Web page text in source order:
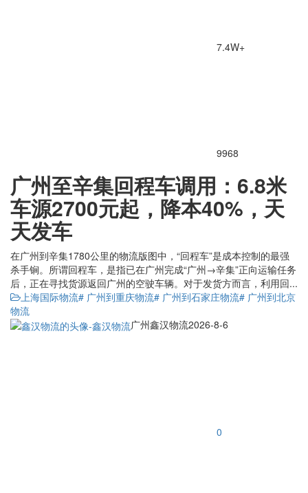
7.4W+
9968
广州至辛集回程车调用：6.8米
车源2700元起，降本40%，天
天发车
在广州到辛集1780公里的物流版图中，“回程车”是成本控制的最强
杀手锏。所谓回程车，是指已在广州完成“广州→辛集”正向运输任务
后，正在寻找货源返回广州的空驶车辆。对于发货方而言，利用回...
上海国际物流# 广州到重庆物流# 广州到石家庄物流# 广州到北京
物流
广州鑫汉物流2026-8-6
0